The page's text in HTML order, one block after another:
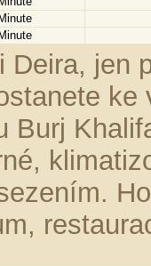
Deira, jen
Burj